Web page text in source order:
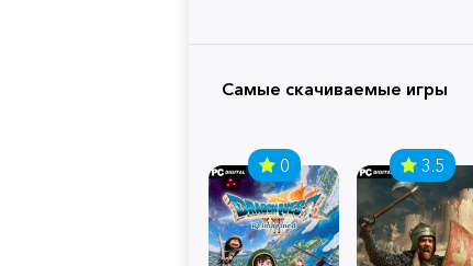
Самые скачиваемые игры
0 3.5